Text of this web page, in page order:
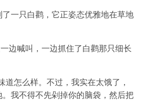
一只白鹳，它正姿态优雅地在草地
边喊叫，一边抓住了白鹳那只细长
道怎么样。不过，我实在太饿了，
我不得不先剁掉你的脑袋，然后把